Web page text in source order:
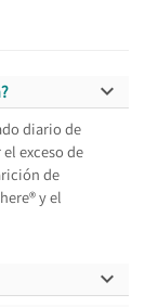

diario de
exceso de
de
y el
